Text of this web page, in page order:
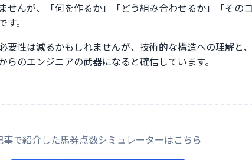
せんが、「何を作るか」「どう組み合わせるか」「その
。
要性は減るかもしれませんが、技術的な構造への理解と
らのエンジニアの武器になると確信しています。
事で紹介した馬券点数シミュレーターはこちら